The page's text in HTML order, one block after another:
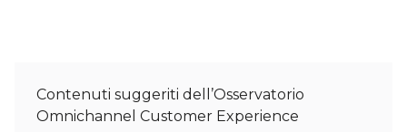
Contenuti suggeriti dell’Osservatorio
Omnichannel Customer Experience